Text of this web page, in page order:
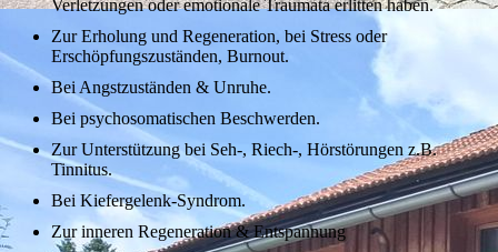
Verletzungen oder emotionale Traumata erlitten haben.
Zur Erholung und Regeneration, bei Stress oder
Erschöpfungszuständen, Burnout.
Bei Angstzuständen & Unruhe.
Bei psychosomatischen Beschwerden.
Zur Unterstützung bei Seh-, Riech-, Hörstörungen z.B.
Tinnitus.
Bei Kiefergelenk-Syndrom.
Zur inneren Regeneration & Entspannung